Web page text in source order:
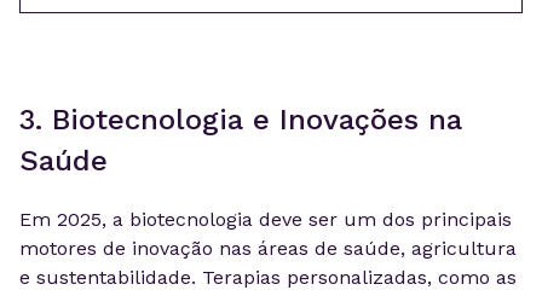
3. Biotecnologia e Inovações na
Saúde
Em 2025, a biotecnologia deve ser um dos principais
motores de inovação nas áreas de saúde, agricultura
e sustentabilidade. Terapias personalizadas, como as